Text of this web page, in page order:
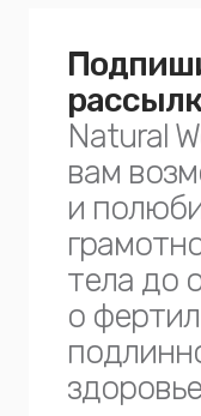
Natural
вам
и
тела до
о